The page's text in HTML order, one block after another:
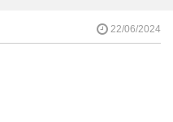
22/06/2024